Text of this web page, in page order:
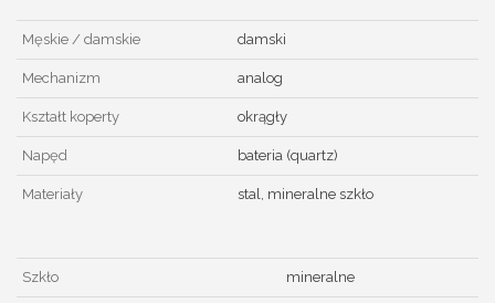
Męskie / damskie damski
Mechanizm analog
Kształt koperty okrągły
Napęd bateria (quartz)
Materiały stal, mineralne szkło
Szkło mineralne